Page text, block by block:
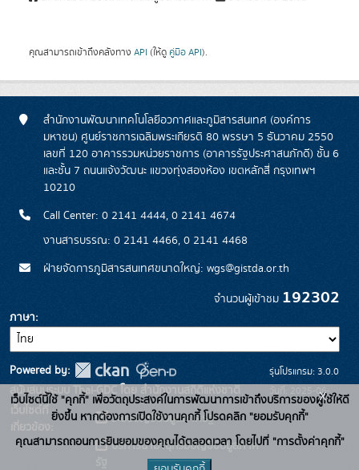
คุณสามารถเข้าถึงคลังทาง API (ให้ดู คู่มือ API).
สำนักงานพัฒนาเทคโนโลยีอวกาศและภูมิสารสนเทศ (องค์การ
มหาชน) ศูนย์ราชการเฉลิมพระเกียรติ 80 พรรษา 5 ธันวาคม 2550
เลขที่ 120 อาคารรวมหน่วยราชการ (อาคารรัฐประศาสนภักดี) ชั้น 6
และชั้น 7 ถนนแจ้งวัฒนะ แขวงทุ่งสองห้อง เขตหลักสี่ กรุงเทพฯ
10210
Call Center: 0 2141 4444, 0 2141 4674
งานสารบรรณ: 0 2141 4466, 0 2141 4468
ฝ่ายจัดการภูมิสารสนเทศขนาดใหญ่: wgs@gistda.or.th
จำนวนผู้เข้าชม 192302
ภาษา
Powered by:
สนับสนุนระบบ Thai-GDC โดย สำนักงานสถิติแห่งชาติ
เว็บไซต์ที่
เกี่ยวข้อง:
ระบบบัญชีข้อมูลภาครัฐ
บริการนามานุกรมบัญชีข้อมูลภาค
รุ่นโปรแกรม: 3.0.0
วันที่: 2025-06-
26
เว็บไซต์นี้ใช้ "คุกกี้" เพื่อวัตถุประสงค์ในการพัฒนาการเข้าถึงบริการของผู้ใช้ให้ดี
ยิ่งขึ้น หากต้องการเปิดใช้งานคุกกี้ โปรดคลิก "ยอมรับคุกกี้"
คุณสามารถถอนการยินยอมของคุณได้ตลอดเวลา โดยไปที่ "การตั้งค่าคุกกี้"
x